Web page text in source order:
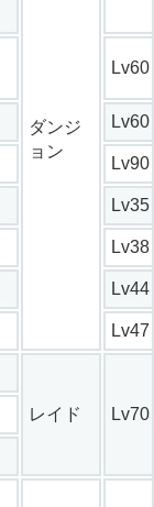
ダンジ
ョン
Lv60
Lv60
Lv90
Lv35
Lv38
Lv44
Lv47
レイド Lv70